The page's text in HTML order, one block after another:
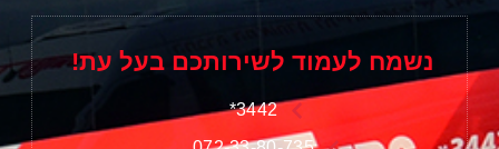
נשמח לעמוד לשירותכם בעל עת!
3442*